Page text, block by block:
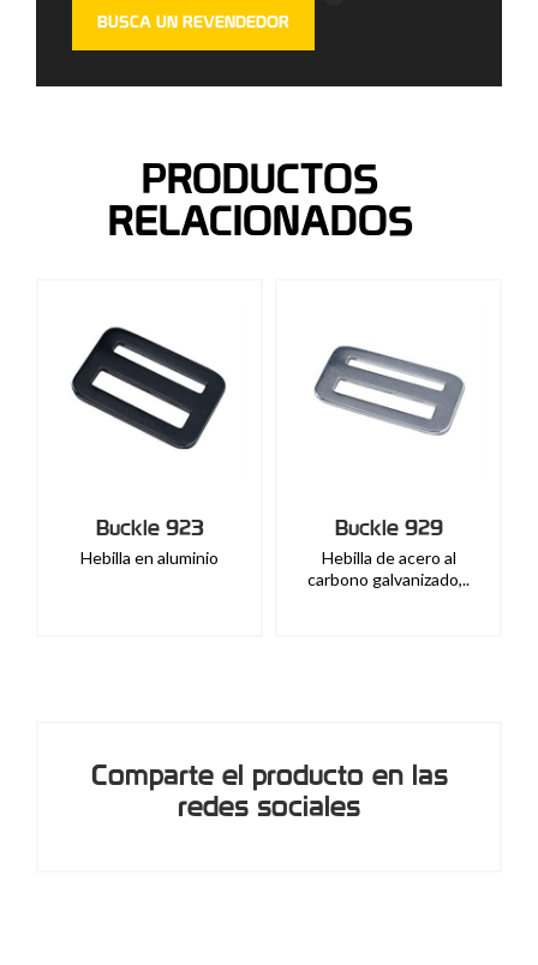
BUSCA UN REVENDEDOR
PRODUCTOS
RELACIONADOS
Buckle 923
Hebilla en aluminio
Buckle 929
Hebilla de acero al
carbono galvanizado,..
Comparte el producto en las
redes sociales